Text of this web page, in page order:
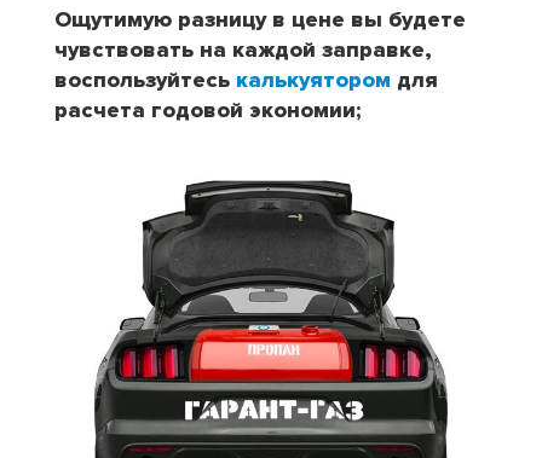
Ощутимую разницу в цене вы будете
чувствовать на каждой заправке,
воспользуйтесь калькуятором для
расчета годовой экономии;